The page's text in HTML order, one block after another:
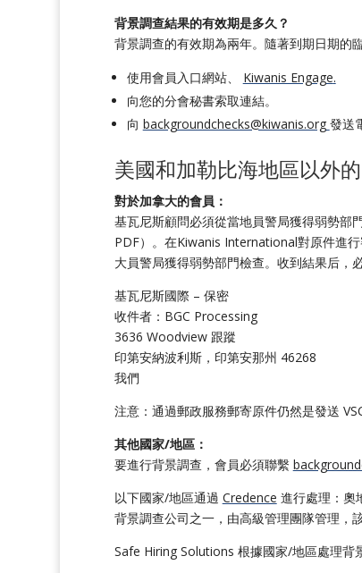
背景調查結果的有效期是多久？
背景調查的有效期為兩年。隨著到期日期的
使用會員入口網站、 Kiwanis Engage.
向您的分會秘書索取連結。
向 backgroundchecks@kiwanis.org 發送
美國和加勒比海地區以外
對於加拿大的會員：
基瓦尼斯顧問必須從當地員警局獲得弱勢部
PDF）。在Kiwanis International對原件進
大員警局獲得弱勢部門檢查。收到結果后，
基瓦尼斯國際 – 保密
收件者：BGC Processing
3636 Woodview 跟蹤
印第安納波利斯，印第安那州 46268
我們
注意：通過郵政服務郵寄原件仍然是發送
其他國家/地區：
要進行背景調查，會員必須聯繫
以下國家/地區通過 Credence 進行處理： 奧
背景調查公司之一，由高級管理團隊管理，
Safe Hiring Solutions 根據國家/地區處理背